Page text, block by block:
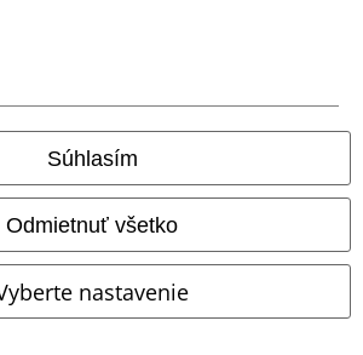
Súhlasím
Odmietnuť všetko
nastavenie
Music Group Company